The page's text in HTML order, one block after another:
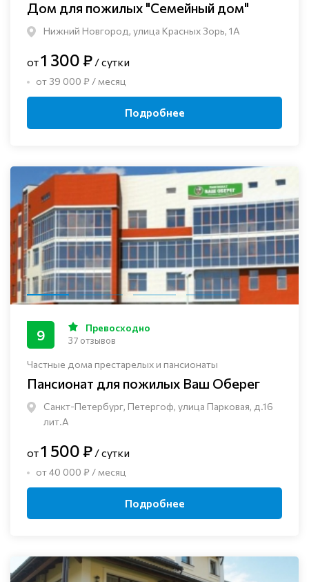
Дом для пожилых "Семейный дом"
Нижний Новгород, улица Красных Зорь, 1А
от1 300 ₽ / сутки
от 39 000 ₽ / месяц
Подробнее
Частные дома престарелых и пансионаты
Пансионат для пожилых Ваш Оберег
Санкт-Петербург, Петергоф, улица Парковая, д.16
лит.А
9 Превосходно
37 отзывов
от1 500 ₽ / сутки
от 40 000 ₽ / месяц
Подробнее